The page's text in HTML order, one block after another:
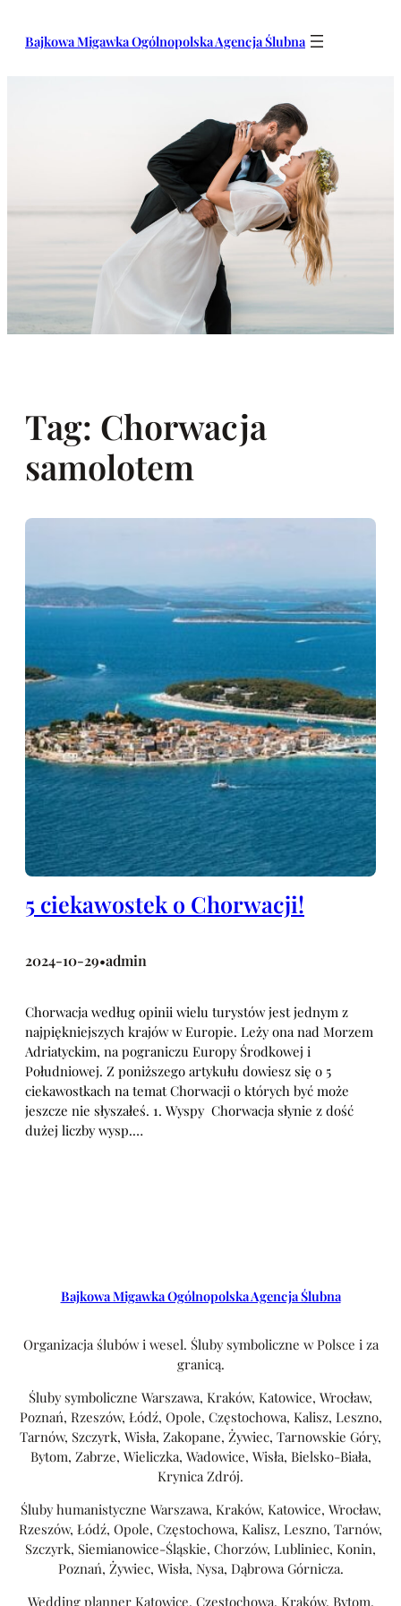
Bajkowa Migawka Ogólnopolska Agencja Ślubna
Tag: Chorwacja
samolotem
5 ciekawostek o Chorwacji!
2024-10-29•admin
Chorwacja według opinii wielu turystów jest jednym z
najpiękniejszych krajów w Europie. Leży ona nad Morzem
Adriatyckim, na pograniczu Europy Środkowej i
Południowej. Z poniższego artykułu dowiesz się o 5
ciekawostkach na temat Chorwacji o których być może
jeszcze nie słyszałeś. 1. Wyspy Chorwacja słynie z dość
dużej liczby wysp.…
Bajkowa Migawka Ogólnopolska Agencja Ślubna
Organizacja ślubów i wesel. Śluby symboliczne w Polsce i za
granicą.
Śluby symboliczne Warszawa, Kraków, Katowice, Wrocław,
Poznań, Rzeszów, Łódź, Opole, Częstochowa, Kalisz, Leszno,
Tarnów, Szczyrk, Wisła, Zakopane, Żywiec, Tarnowskie Góry,
Bytom, Zabrze, Wieliczka, Wadowice, Wisła, Bielsko-Biała,
Krynica Zdrój.
Śluby humanistyczne Warszawa, Kraków, Katowice, Wrocław,
Rzeszów, Łódź, Opole, Częstochowa, Kalisz, Leszno, Tarnów,
Szczyrk, Siemianowice-Śląskie, Chorzów, Lubliniec, Konin,
Poznań, Żywiec, Wisła, Nysa, Dąbrowa Górnicza.
Wedding planner Katowice, Częstochowa, Kraków, Bytom,